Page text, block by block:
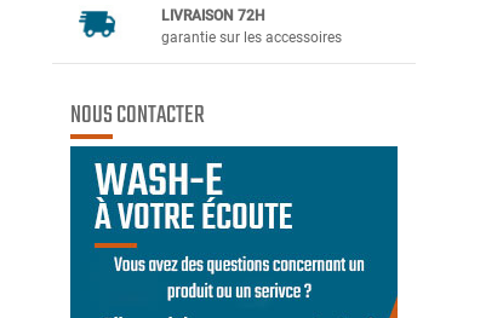
LIVRAISON 72H
garantie sur les accessoires
NOUS CONTACTER